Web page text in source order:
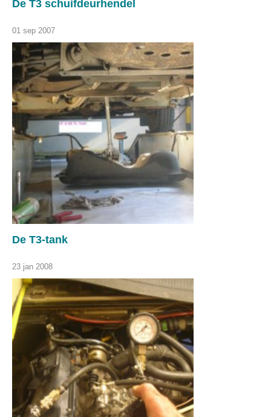
De T3 schuifdeurhendel
01 sep 2007
De T3-tank
23 jan 2008